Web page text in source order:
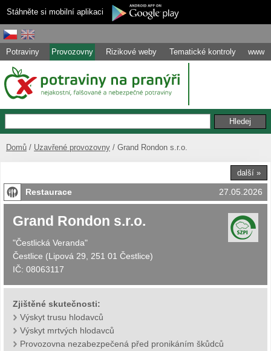
Stáhněte si mobilní aplikaci
Potraviny Provozovny Rizikové weby Tematické kontroly www
Domů Uzavřené provozovny Grand Rondon s.r.o.
další »
Restaurace 27.05.2026
Grand Rondon s.r.o.
"Čestlická Veranda"
Čestlice (Lipová 29, 251 01 Čestlice)
IČ: 08063117
Zjištěné skutečnosti:
Výskyt trusu hlodavců
Výskyt mrtvých hlodavců
Provozovna nezabezpečená před pronikáním škůdců